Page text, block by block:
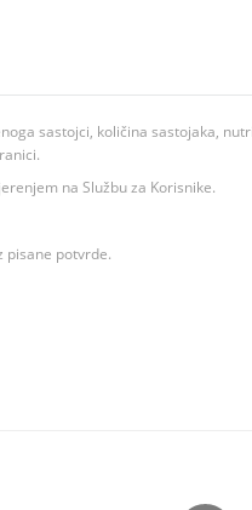
sastojci, količina sastojaka,
na Službu za Korisnike.
pisane potvrde.